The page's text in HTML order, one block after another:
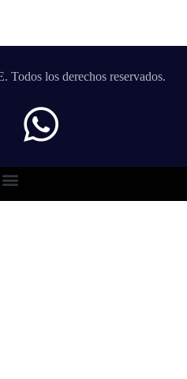
los derechos reservados.